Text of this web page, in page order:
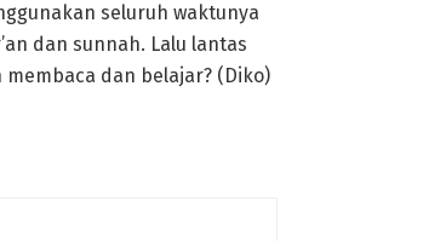
seluruh waktunya
dan sunnah. Lalu lantas
dan belajar? (Diko)